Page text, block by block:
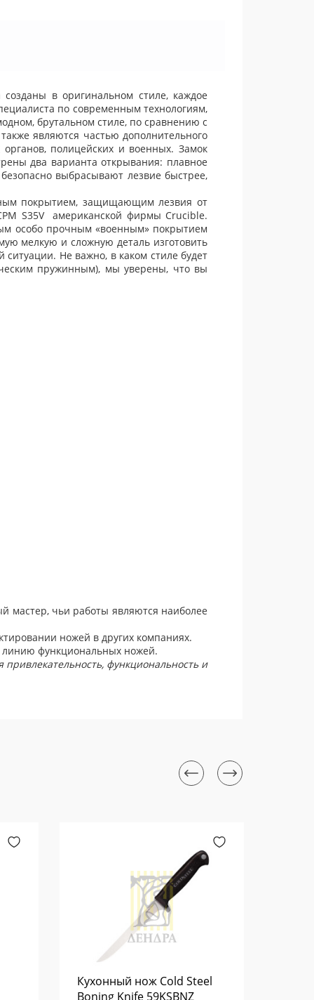
в оригинальном стиле, каждое
по современным технологиям,
брутальном стиле, по сравнению с
являются частью дополнительного
органов, полицейских и военных. Замок
два варианта открывания: плавное
выбрасывают лезвие быстрее,
покрытием, защищающим лезвия от
S35V американской фирмы Crucible.
особо прочным «военным» покрытием
мелкую и сложную деталь изготовить
Не важно, в каком стиле будет
пружинным), мы уверены, что вы
мастер, чьи работы являются наиболее
ножей в других компаниях.
линию функциональных ножей.
функциональность и
Кухонный нож Cold Steel
Boning Knife 59KSBNZ